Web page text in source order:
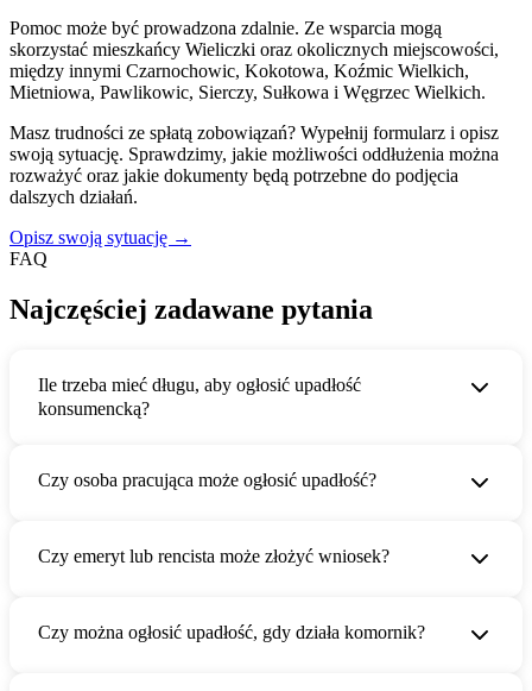
Pomoc może być prowadzona zdalnie. Ze wsparcia mogą
skorzystać mieszkańcy Wieliczki oraz okolicznych miejscowości,
między innymi Czarnochowic, Kokotowa, Koźmic Wielkich,
Mietniowa, Pawlikowic, Sierczy, Sułkowa i Węgrzec Wielkich.
Masz trudności ze spłatą zobowiązań? Wypełnij formularz i opisz
swoją sytuację. Sprawdzimy, jakie możliwości oddłużenia można
rozważyć oraz jakie dokumenty będą potrzebne do podjęcia
dalszych działań.
Opisz swoją sytuację →
FAQ
Najczęściej zadawane pytania
Ile trzeba mieć długu, aby ogłosić upadłość
konsumencką?
Czy osoba pracująca może ogłosić upadłość?
Czy emeryt lub rencista może złożyć wniosek?
Czy można ogłosić upadłość, gdy działa komornik?